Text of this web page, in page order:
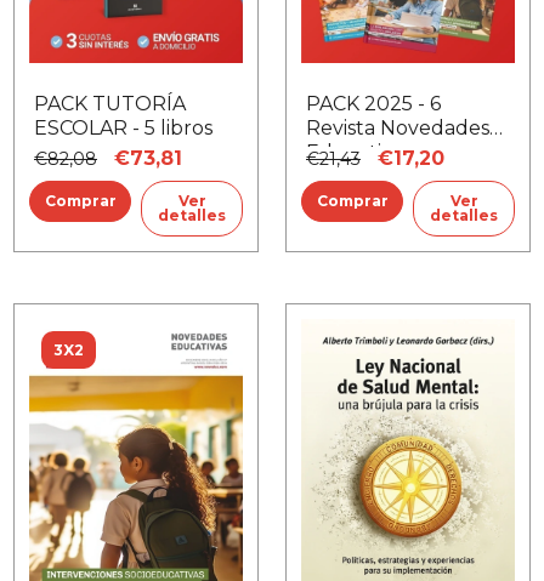
PACK TUTORÍA
ESCOLAR - 5 libros
€82,08 €73,81
Ver
detalles
PACK 2025 - 6
Revista Novedades
Educativas
€21,43 €17,20
Ver
detalles
3X2